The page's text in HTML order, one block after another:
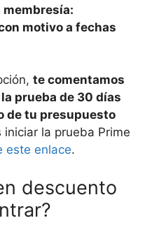
motivo a fechas
te comentamos
prueba de 30 días
de tu presupuesto
iniciar la prueba Prime
este enlace.
descuento